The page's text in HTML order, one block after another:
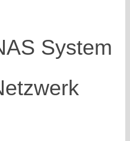
System